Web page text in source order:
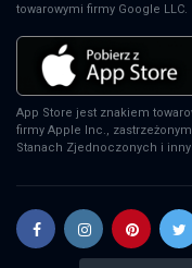
towarowymi firmy Google LLC.
App Store jest znakiem
firmy Apple Inc.,
Stanach Zjednoczonych i